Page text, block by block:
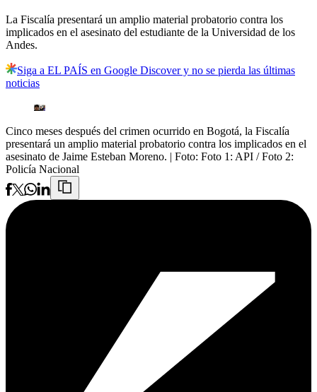
La Fiscalía presentará un amplio material probatorio contra los
implicados en el asesinato del estudiante de la Universidad de los
Andes.
Siga a EL PAÍS en Google Discover y no se pierda las últimas
noticias
Cinco meses después del crimen ocurrido en Bogotá, la Fiscalía
presentará un amplio material probatorio contra los implicados en el
asesinato de Jaime Esteban Moreno. | Foto: Foto 1: API / Foto 2:
Policía Nacional